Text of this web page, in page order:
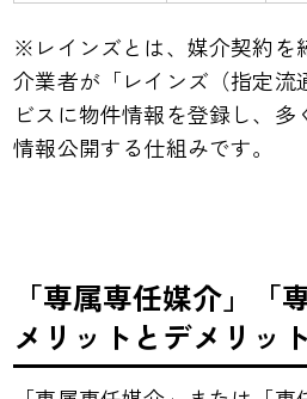
※レインズとは、媒介契約を
介業者が「レインズ（指定流
ビスに物件情報を登録し、
情報公開する仕組みです。
「専属専任媒介」「
メリットとデメリット